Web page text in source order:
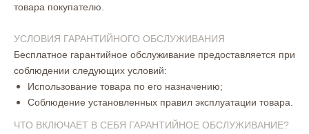
товара покупателю.
УСЛОВИЯ ГАРАНТИЙНОГО ОБСЛУЖИВАНИЯ
Бесплатное гарантийное обслуживание предоставляется при
соблюдении следующих условий:
Использование товара по его назначению;
Соблюдение установленных правил эксплуатации товара.
ЧТО ВКЛЮЧАЕТ В СЕБЯ ГАРАНТИЙНОЕ ОБСЛУЖИВАНИЕ?